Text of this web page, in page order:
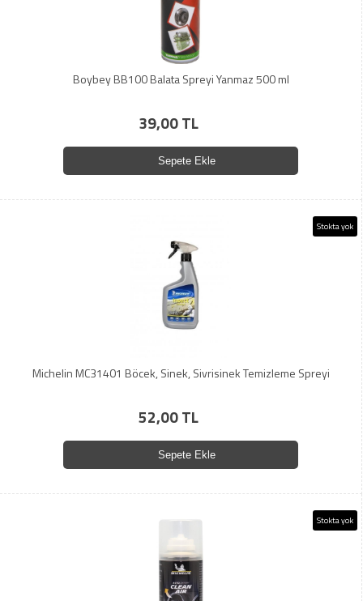
Boybey BB100 Balata Spreyi Yanmaz 500 ml
39,00 TL
Sepete Ekle
Stokta yok
Michelin MC31401 Böcek, Sinek, Sivrisinek Temizleme Spreyi
52,00 TL
Sepete Ekle
Stokta yok